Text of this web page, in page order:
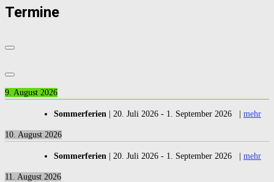
Termine
9. August 2026
Sommerferien 20. Juli 2026 - 1. September 2026 mehr
10. August 2026
Sommerferien 20. Juli 2026 - 1. September 2026 mehr
11. August 2026